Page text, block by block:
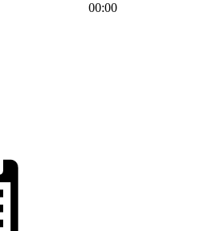
00:00